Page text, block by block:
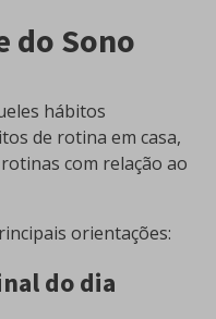
do Sono
hábitos
de rotina em casa,
com relação ao
orientações:
do dia